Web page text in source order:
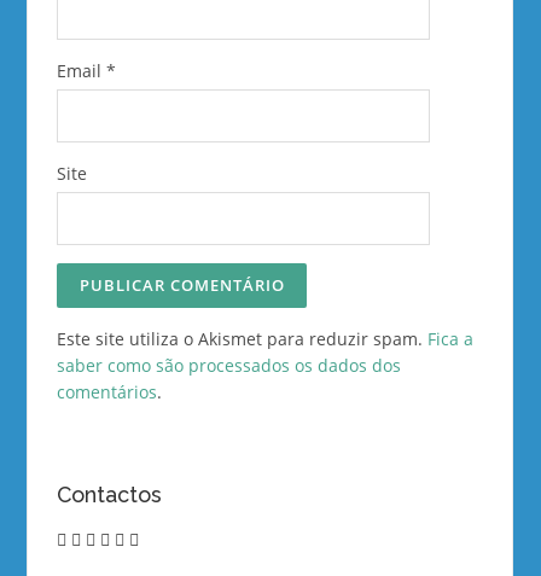
Email *
Site
Este site utiliza o Akismet para reduzir spam. Fica a
saber como são processados os dados dos
comentários.
Contactos
twitter
instagram
linkedin
vimeo
youtube
email